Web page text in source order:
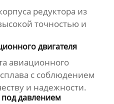
редуктора из
точностью и
двигателя
авиационного
с соблюдением
и надежности.
давлением